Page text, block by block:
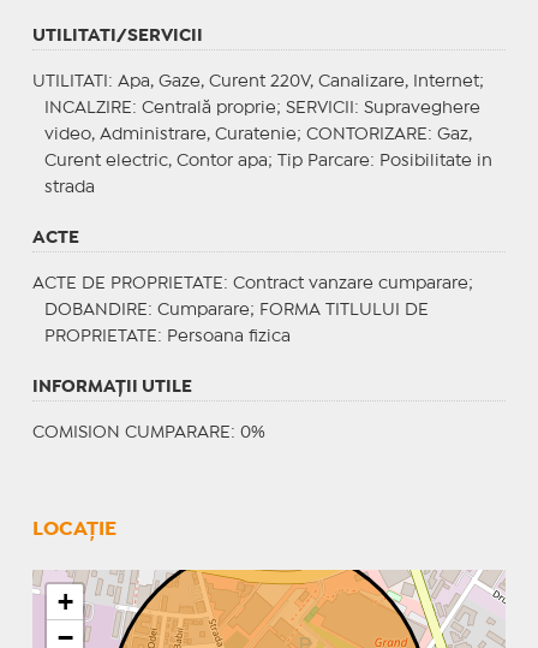
UTILITATI/SERVICII
UTILITATI : Apa, Gaze, Curent 220V, Canalizare, Internet;
INCALZIRE : Centrală proprie; SERVICII : Supraveghere
video, Administrare, Curatenie; CONTORIZARE : Gaz,
Curent electric, Contor apa;
Tip Parcare: Posibilitate in
strada
ACTE
ACTE DE PROPRIETATE : Contract vanzare cumparare;
DOBANDIRE : Cumparare; FORMA TITLULUI DE
PROPRIETATE : Persoana fizica
INFORMAŢII UTILE
COMISION CUMPARARE: 0%
LOCAȚIE
+
−